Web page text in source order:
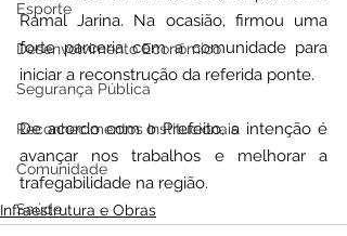
Esporte
Desenvolvimento Econômico
Segurança Pública
Reconhecimentos Institucionais
Comunidade
Saúde
Ramal Jarina. Na ocasião, firmou uma
forte parceria com a comunidade para
iniciar a reconstrução da referida ponte.
De acordo com o Prefeito, a intenção é
avançar nos trabalhos e melhorar a
trafegabilidade na região.
Infraestrutura e Obras